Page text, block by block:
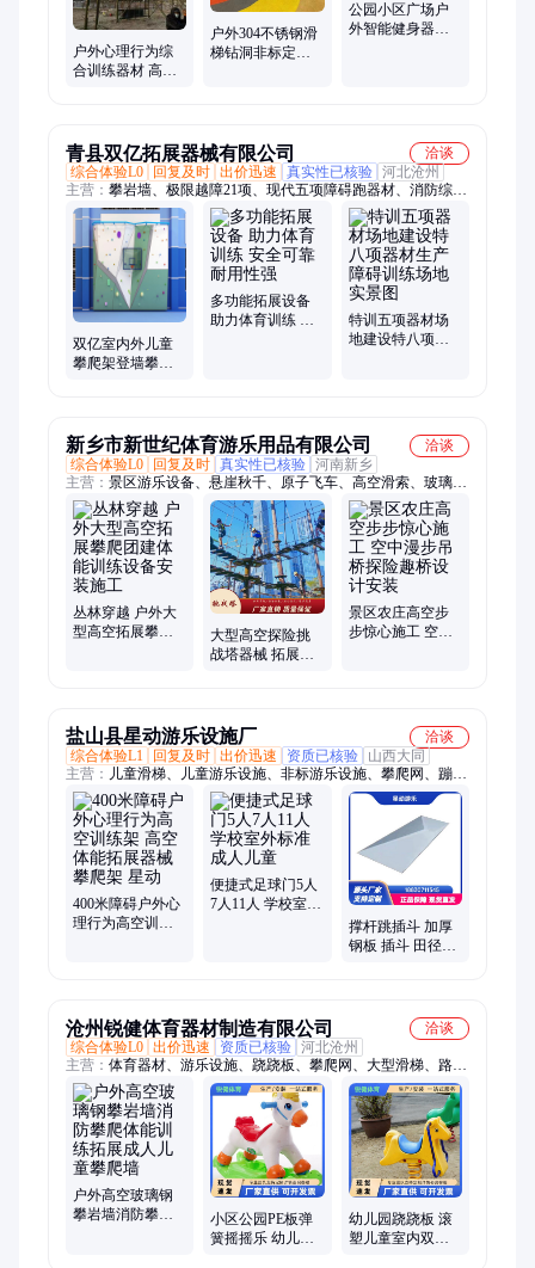
户外心理行为综
合训练器材 高空
户外304不锈钢滑
梯钻洞非标定制
公园小区广场户
外智能健身器材
青县双亿拓展器械有限公司
洽谈
综合体验L0
回复及时 出价迅速 真实性已核验 河北沧州
主营： 攀岩墙、极限越障21项、现代五项障碍跑器材、消防综合
绳索救援训练、拓展训练器材、各类障碍训练场、心理行为训练
器材、特警攀登楼
双亿室内外儿童
攀爬架登墙攀岩
多功能拓展设备
助力体育训练 安
特训五项器材场
地建设特八项器
新乡市新世纪体育游乐用品有限公司
洽谈
综合体验L0
回复及时 真实性已核验 河南新乡
主营： 景区游乐设备、悬崖秋千、原子飞车、高空滑索、玻璃吊
桥、玻璃水滑、丛林探险、空中飞艇、无动力游乐设备
丛林穿越 户外大
型高空拓展攀爬
大型高空探险挑
战塔器械 拓展闯
景区农庄高空步
步惊心施工 空中
盐山县星动游乐设施厂
洽谈
综合体验L1
回复及时 出价迅速 资质已核验
山西大同
主营： 儿童滑梯、儿童游乐设施、非标游乐设施、攀爬网、蹦
床、篮球架、小区健身器材、公园椅、垃圾箱、乒乓球台、足球
门
400米障碍户外心
理行为高空训练
便捷式足球门5人
7人11人 学校室外
撑杆跳插斗 加厚
钢板 插斗 田径场
沧州锐健体育器材制造有限公司
洽谈
综合体验L0 出价迅速 资质已核验 河北沧州
主营： 体育器材、游乐设施、跷跷板、攀爬网、大型滑梯、路标
隔离柱、篮球架、足球门、各种游乐设施
户外高空玻璃钢
攀岩墙消防攀爬
小区公园PE板弹
簧摇摇乐 幼儿园
幼儿园跷跷板 滚
塑儿童室内双人